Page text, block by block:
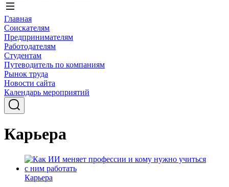
Главная
Соискателям
Предпринимателям
Работодателям
Студентам
Путеводитель по компаниям
Рынок труда
Новости сайта
Календарь мероприятий
Карьера
Карьера